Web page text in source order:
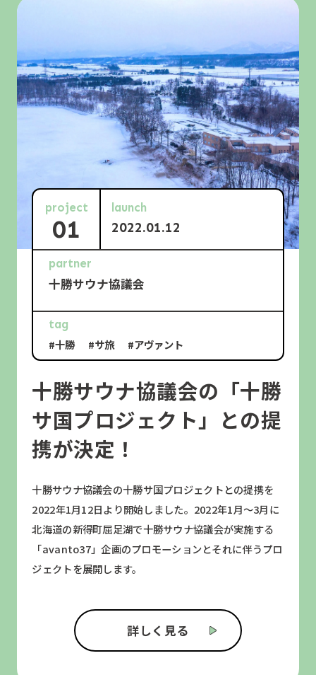
project
01
launch
2022.01.12
partner
十勝サウナ協議会
tag
#十勝 #サ旅 #アヴァント
十勝サウナ協議会の「十勝
サ国プロジェクト」との提
携が決定！
十勝サウナ協議会の十勝サ国プロジェクトとの提携を
2022年1月12日より開始しました。2022年1月〜3月に
北海道の新得町屈足湖で十勝サウナ協議会が実施する
「avanto37」企画のプロモーションとそれに伴うプロ
ジェクトを展開します。
詳しく見る